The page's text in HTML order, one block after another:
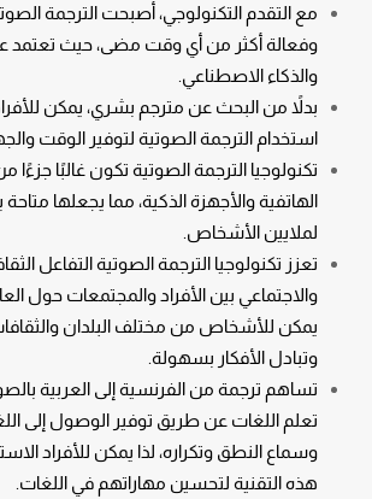
مع التقدم التكنولوجي، أصبحت الترجمة
وفعالة أكثر من أي وقت مضى، حيث تعتمد
والذكاء الاصطناعي.
بدلاً من البحث عن مترجم بشري، يمكن
استخدام الترجمة الصوتية لتوفير الوقت
تكنولوجيا الترجمة الصوتية تكون غالبًا جزءًا
الهاتفية والأجهزة الذكية، مما يجعلها
لملايين الأشخاص.
تعزز تكنولوجيا الترجمة الصوتية التفاعل
والاجتماعي بين الأفراد والمجتمعات حول
يمكن للأشخاص من مختلف البلدان
وتبادل الأفكار بسهولة.
تساهم ترجمة من الفرنسية إلى العربية
تعلم اللغات عن طريق توفير الوصول إلى
وسماع النطق وتكراره، لذا يمكن للأفراد
هذه التقنية لتحسين مهاراتهم في اللغات.